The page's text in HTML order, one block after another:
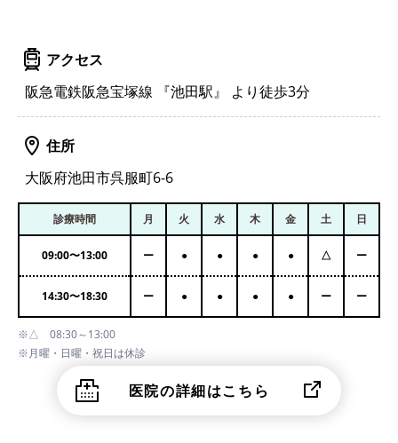
アクセス
阪急電鉄阪急宝塚線 『池田駅』 より徒歩3分
住所
大阪府池田市呉服町6-6
診療時間 月 火 水 木 金 土 日
09:00〜13:00 ー ● ● ● ● △ ー
14:30〜18:30 ー ● ● ● ● ー ー
※△ 08:30～13:00
※月曜・日曜・祝日は休診
医院の詳細はこちら